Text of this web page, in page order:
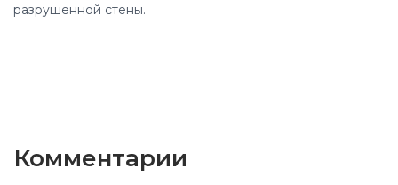
разрушенной стены.
Комментарии